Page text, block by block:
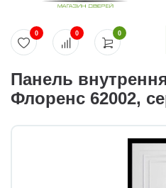
0
0 0
Панель
Флоренс 62002,